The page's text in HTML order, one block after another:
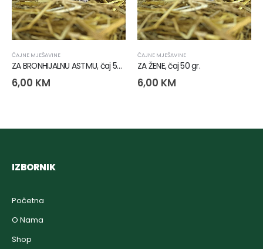
ČAJNE MJEŠAVINE
ZA BRONHIJALNU ASTMU, čaj 50 gr.,
6,00 KM
ČAJNE MJEŠAVINE
ZA ŽENE, čaj 50 gr.
6,00 KM
IZBORNIK
Početna
O Nama
Shop